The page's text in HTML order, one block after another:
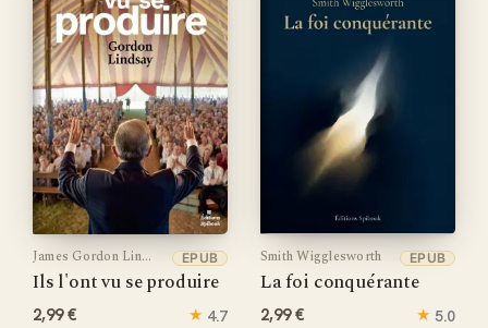
James Gordon Lindsay
Ils l'ont vu se produire
EPUB
2,99 € ★ 4.7
Smith Wigglesworth
La foi conquérante
EPUB
2,99 € ★ 5.0